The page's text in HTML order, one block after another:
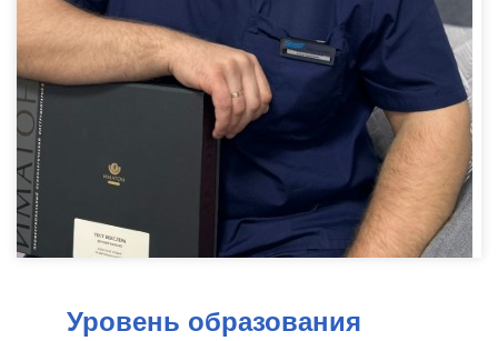
Уровень образования